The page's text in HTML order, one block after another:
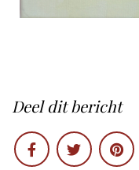
Deel dit bericht